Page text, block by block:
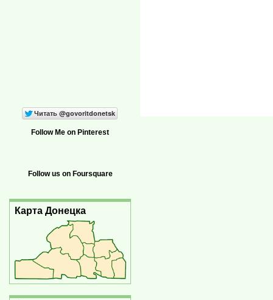
Follow Me on Pinterest
Follow us on Foursquare
Карта Донецка